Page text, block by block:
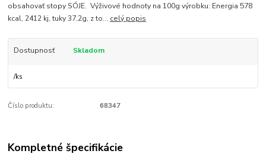
obsahovať stopy SÓJE. Výživové hodnoty na 100g výrobku: Energia 578
kcal, 2412 kj, tuky 37,2g, z to... celý popis
Dostupnosť Skladom
/ks
Číslo produktu: 68347
Kompletné špecifikácie